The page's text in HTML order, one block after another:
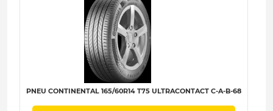
PNEU CONTINENTAL 165/60R14 T75 ULTRACONTACT C-A-B-68